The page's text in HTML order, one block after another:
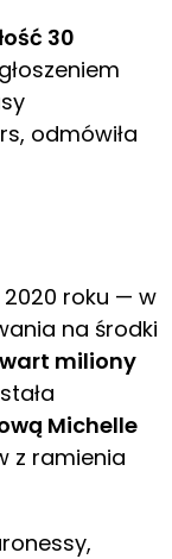
30
odmówiła
2020 roku — w
na środki
miliony
Michelle
z ramienia